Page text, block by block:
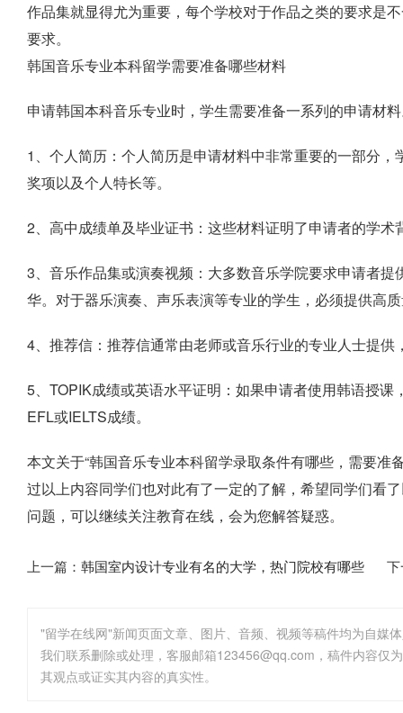
作品集就显得尤为重要，每个学校对于作品之类的要求是
要求。
韩国音乐专业本科留学需要准备哪些材料
申请韩国本科音乐专业时，学生需要准备一系列的申请材
1、个人简历：个人简历是申请材料中非常重要的一部分
奖项以及个人特长等。
2、高中成绩单及毕业证书：这些材料证明了申请者的学
3、音乐作品集或演奏视频：大多数音乐学院要求申请者
华。对于器乐演奏、声乐表演等专业的学生，必须提供高
4、推荐信：推荐信通常由老师或音乐行业的专业人士提
5、TOPIK成绩或英语水平证明：如果申请者使用韩语授
EFL或IELTS成绩。
本文关于“韩国音乐专业本科留学录取条件有哪些，需要
过以上内容同学们也对此有了一定的了解，希望同学们看
问题，可以继续关注教育在线，会为您解答疑惑。
上一篇： 韩国室内设计专业有名的大学，热门院校有哪些
"留学在线网"新闻页面文章、图片、音频、视频等稿件均为自媒
其观点或证实其内容的真实性。